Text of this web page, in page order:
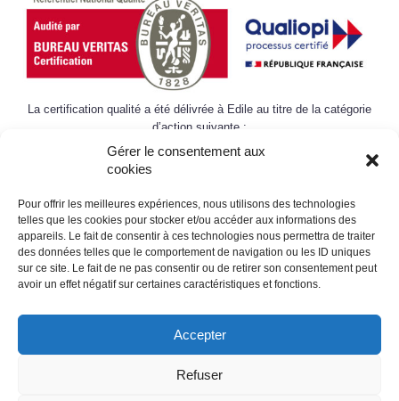
Gérer le consentement aux
cookies
Pour offrir les meilleures expériences, nous utilisons des technologies
telles que les cookies pour stocker et/ou accéder aux informations des
appareils. Le fait de consentir à ces technologies nous permettra de traiter
des données telles que le comportement de navigation ou les ID uniques
sur ce site. Le fait de ne pas consentir ou de retirer son consentement peut
avoir un effet négatif sur certaines caractéristiques et fonctions.
Accepter
Refuser
La certification qualité a été délivrée à Edile au titre de la catégorie
d’action suivante :
ACTIONS DE FORMATION
© édile
Mentions légales